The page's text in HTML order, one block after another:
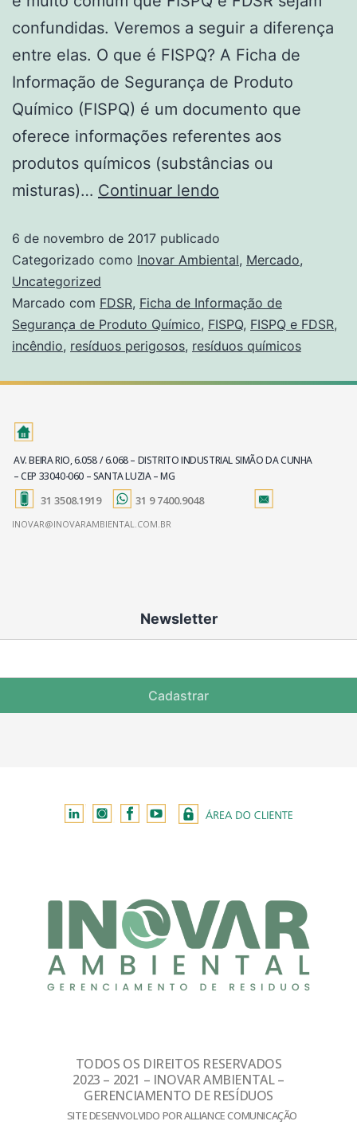
confundidas. Veremos a seguir a diferença
entre elas. O que é FISPQ? A Ficha de
Informação de Segurança de Produto
Químico (FISPQ) é um documento que
oferece informações referentes aos
produtos químicos (substâncias ou
misturas)… Continuar lendo
6 de novembro de 2017 publicado
Categorizado como Inovar Ambiental, Mercado,
Uncategorized
Marcado com FDSR, Ficha de Informação de
Segurança de Produto Químico, FISPQ, FISPQ e FDSR,
incêndio, resíduos perigosos, resíduos químicos
AV. BEIRA RIO, 6.058 / 6.068 – DISTRITO INDUSTRIAL SIMÃO DA CUNHA
– CEP 33040-060 – SANTA LUZIA – MG
31 3508.1919 31 9 7400.9048
INOVAR@INOVARAMBIENTAL.COM.BR
Newsletter
Cadastrar
TODOS OS DIREITOS RESERVADOS
2023 – 2021 – INOVAR AMBIENTAL –
GERENCIAMENTO DE RESÍDUOS
SITE DESENVOLVIDO POR ALLIANCE COMUNICAÇÃO